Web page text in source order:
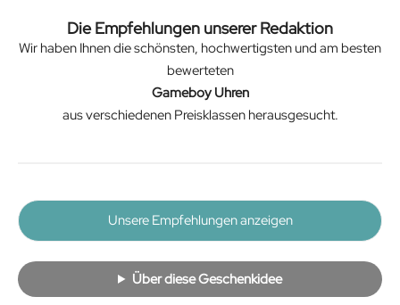
Die Empfehlungen unserer Redaktion
Wir haben Ihnen die schönsten, hochwertigsten und am besten
bewerteten
Gameboy Uhren
aus verschiedenen Preisklassen herausgesucht.
Unsere Empfehlungen anzeigen
Über diese Geschenkidee